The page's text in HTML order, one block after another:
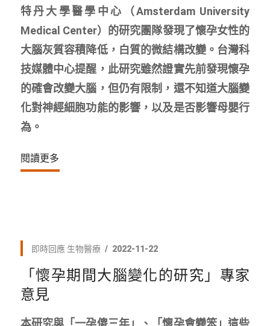
特丹大學醫學中心（Amsterdam University
Medical Center）的研究團隊發現了懷孕女性的
大腦灰質容積降低，白質的微結構改變。台灣科
技媒體中心提醒，此研究雖然證實先前發現懷孕
的確會改變大腦，但仍有限制，還不知道大腦變
化對神經細胞功能的影響，以及是否影響母嬰行
為。
閱讀更多
即時回應 生物醫療 2022-11-22
「懷孕期間大腦變化的研究」專家
意見
本研究與「一孕傻三年」、「懷孕會變笨」這些